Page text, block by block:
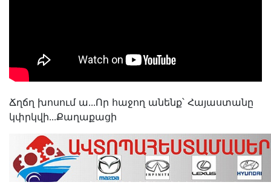
Ճղճղ խոսում ա․․․Որ հաջող անենք՝ Հայաստանը
կփրկվի․․․Քաղաքացի